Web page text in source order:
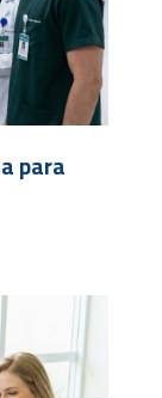
para